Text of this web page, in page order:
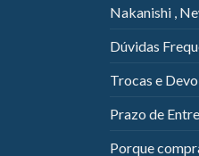
Nakanishi ,
Dúvidas
Trocas e
Prazo de
Porque